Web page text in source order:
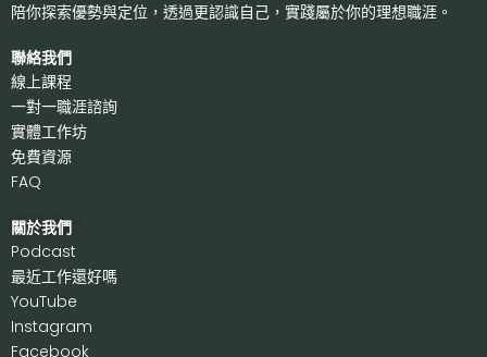
陪你探索優勢與定位，透過更認識自己， 實踐屬於你的理想職涯。
聯絡我們
線上課程
一對一職涯諮詢
實體工作坊
免費資源
FAQ
關於我們
Podcast
最近工作還好嗎
YouTube
Instagram
Facebook